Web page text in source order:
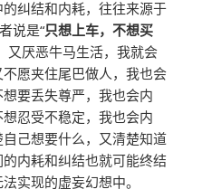
纠结和内耗，往往来源于
说是“只想上车，不想买
又厌恶牛马生活，我就会
愿夹住尾巴做人，我也会
要丢失尊严，我也会内
忍受不稳定，我也会内
己想要什么，又清楚知道
内耗和纠结也就可能终结
实现的虚妄幻想中。